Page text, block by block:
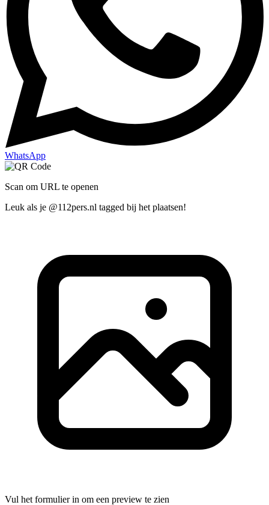
WhatsApp
Scan om URL te openen
Leuk als je @112pers.nl tagged bij het plaatsen!
Vul het formulier in om een preview te zien